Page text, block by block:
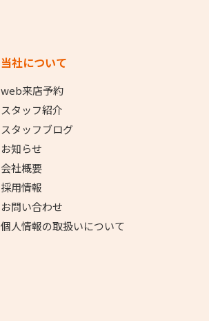
当社について
web来店予約
スタッフ紹介
スタッフブログ
お知らせ
会社概要
採用情報
お問い合わせ
個人情報の取扱いについて